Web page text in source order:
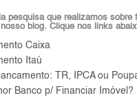
pesquisa que realizamos sobre
blog. Clique nos links
Caixa
Itaú
TR, IPCA ou
Banco p/ Financiar Imóvel?